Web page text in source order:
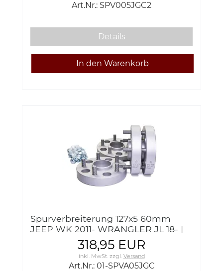
Art.Nr.: SPV005JGC2
Details
Spurverbreiterung 127x5 60mm
JEEP WK 2011- WRANGLER JL 18- |
SPVA05JGC318,95 EUR
inkl. MwSt. zzgl. Versand
Art.Nr.: 01-SPVA05JGC